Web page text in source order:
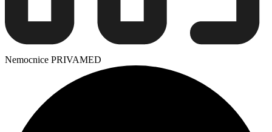
Nemocnice PRIVAMED